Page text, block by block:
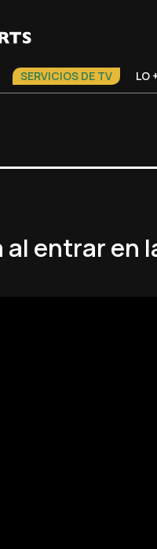
SERVICIOS DE TV LO
entrar en